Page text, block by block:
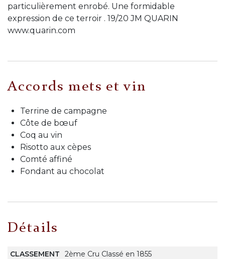
particulièrement enrobé. Une formidable
expression de ce terroir . 19/20 JM QUARIN
www.quarin.com
Accords mets et vin
Terrine de campagne
Côte de bœuf
Coq au vin
Risotto aux cèpes
Comté affiné
Fondant au chocolat
Détails
CLASSEMENT
2ème Cru Classé en 1855